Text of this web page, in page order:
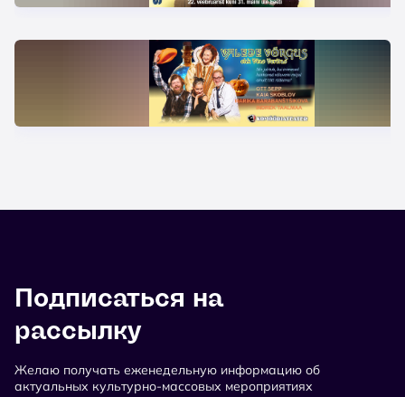
Подписаться на
рассылку
Желаю получать еженедельную информацию об
актуальных культурно-массовых мероприятиях